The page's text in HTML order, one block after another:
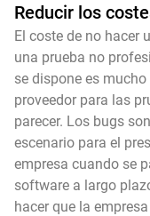
Reducir los
El coste de no hacer
una prueba no
se dispone es
proveedor para las
parecer. Los bugs
escenario para el
empresa cuando se
software a largo
hacer que la